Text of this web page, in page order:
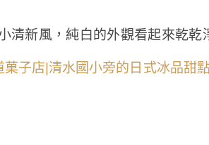
清新風，純白的外觀看起來乾